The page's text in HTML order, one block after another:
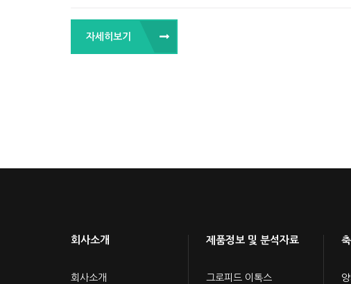
자세히보기
회사소개
회사소개
제품정보 및 분석자료
그로피드 이톡스 양